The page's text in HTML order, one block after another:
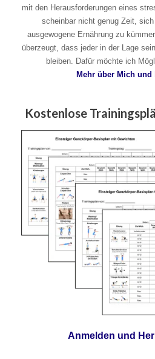
mit den Herausforderungen eines
scheinbar nicht genug Zeit,
ausgewogene Ernährung zu
überzeugt, dass jeder in der Lage
bleiben. Dafür möchte ich
Mehr über Mich
Kostenlose
Anmelden und